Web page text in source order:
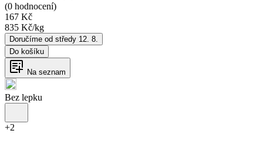
(0 hodnocení)
167 Kč
835 Kč/kg
Doručíme od středy 12. 8.
Do košíku
Na seznam
Bez lepku
+2